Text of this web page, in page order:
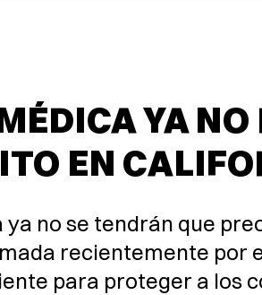
YA
EN
no se tendrán que
recientemente por
para proteger a los